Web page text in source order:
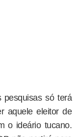
pesquisas só terá
aquele eleitor de
o ideário tucano.